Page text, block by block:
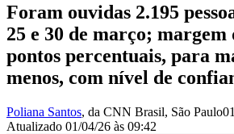
Foram ouvidas 2.195
25 e 30 de março; margem
pontos percentuais, para
menos, com nível de
Poliana Santos, da CNN Brasil, São Paulo
Atualizado 01/04/26 às 09:42